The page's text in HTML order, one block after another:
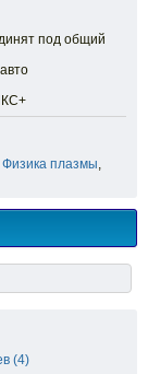
под общий
Физика плазмы,
(4)